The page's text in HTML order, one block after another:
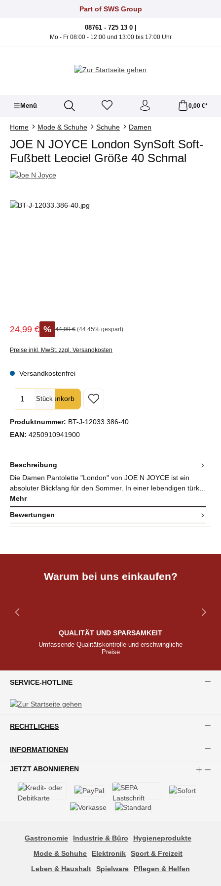
Zum Hauptinhalt springenPart of SWS Group
08761 - 725 13 0 |
Mo - Fr 08:00 - 12:00 und 13:00 bis 17:00 Uhr
Menü 0,00 €*
Home Mode & Schuhe Schuhe Damen
JOE N JOYCE London SynSoft Soft-
Fußbett Leociel Größe 40 Schmal
Bildergalerie überspringen
Verkaufspreis:
24,99 € % Regulärer Preis:
44,99 € (44.45% gespart)
Preise inkl. MwSt. zzgl. Versandkosten
Versandkostenfrei
Produkt Anzahl: Gib den gewünschten Wert ein oder benutze die
Stück
In den Warenkorb
Produktnummer: BT-J-12033.386-40
EAN: 4250910941900
Beschreibung
Die Damen Pantolette "London" von JOE N JOYCE ist ein
absoluter Blickfang für den Sommer. In einer lebendigen türk…
Mehr
Bewertungen
Warum bei uns einkaufen?
QUALITÄT UND SPARSAMKEIT
Umfassende Qualitätskontrolle und erschwingliche
Preise
SERVICE-HOTLINE
RECHTLICHES
INFORMATIONEN
JETZT ABONNIEREN
Gastronomie Industrie & Büro
Hygieneprodukte
Mode & Schuhe
Elektronik
Sport & Freizeit
Leben & Haushalt
Spielware Pflegen & Helfen